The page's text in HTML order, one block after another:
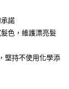
「AFTEE先享後付」
，可透過四大超商／
。
取消訂單，請聯絡
需透過AFTEE先享
諾
色，維護漂亮髮
堅持不使用化學添